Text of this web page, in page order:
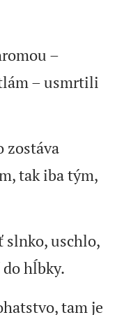
–
– usmrtili
zostáva
tak iba tým,
slnko, uschlo,
hĺbky.
tam je